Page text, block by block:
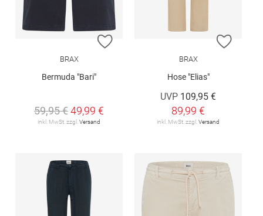
ZUR WUNSCHLISTE HINZUFÜGEN
BRAX
Bermuda "Bari"
59,95 €49,99 €
inkl. MwSt. zzgl. Versand
ZUR
BRAX
Hose "Elias"
UVP 109,95 €
89,99 €
inkl. MwSt. zzgl. Versand